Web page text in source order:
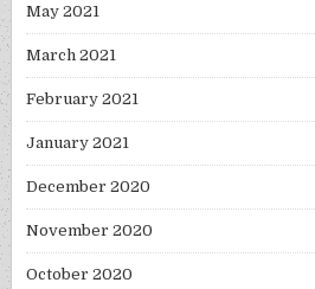
May 2021
March 2021
February 2021
January 2021
December 2020
November 2020
October 2020